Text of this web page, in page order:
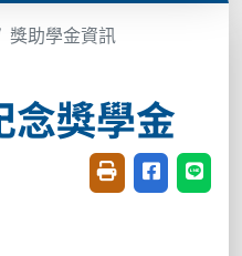
獎助學金資訊
念獎學金
友善列印(開新視
分享至臉書
分享